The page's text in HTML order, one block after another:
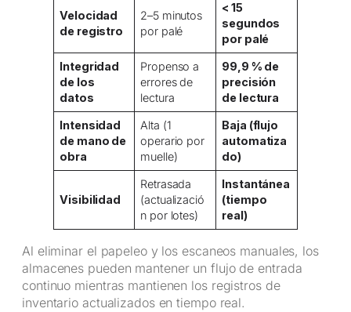
Velocidad
de registro
2–5 minutos
por palé
< 15
segundos
por palé
Integridad
de los
datos
Propenso a
errores de
lectura
99,9 % de
precisión
de lectura
Intensidad
de mano de
obra
Alta (1
operario por
muelle)
Baja (flujo
automatiza
do)
Visibilidad
Retrasada
(actualizació
n por lotes)
Instantánea
(tiempo
real)
Al eliminar el papeleo y los escaneos manuales, los
almacenes pueden mantener un flujo de entrada
continuo mientras mantienen los registros de
inventario actualizados en tiempo real.